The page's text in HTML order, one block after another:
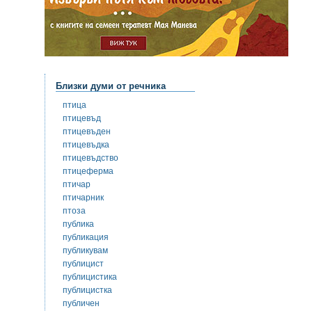
Близки думи от речника
птица
птицевъд
птицевъден
птицевъдка
птицевъдство
птицеферма
птичар
птичарник
птоза
публика
публикация
публикувам
публицист
публицистика
публицистка
публичен